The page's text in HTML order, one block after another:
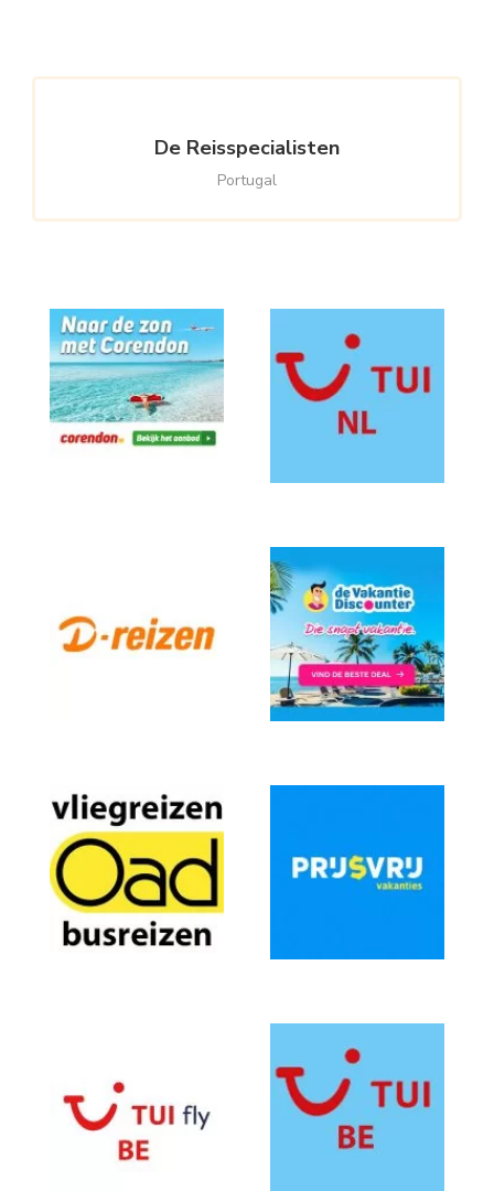
De Reisspecialisten
Portugal